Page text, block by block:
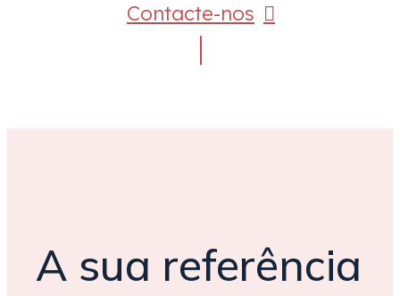
Contacte-nos
A sua referência